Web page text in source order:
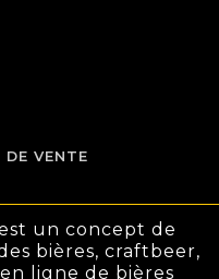
DE VENTE
est un concept de
bières, craftbeer,
ligne de bières